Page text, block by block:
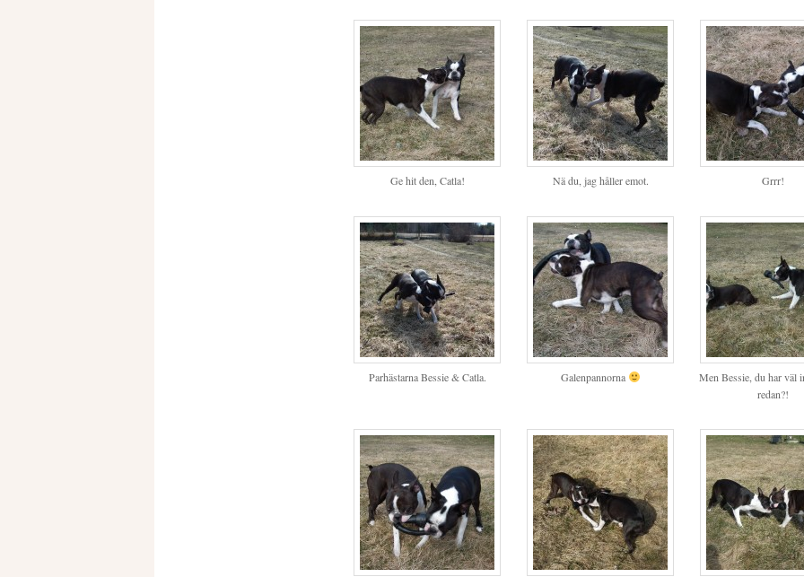
Ge hit den, Catla! Nä du, jag håller emot. Grrr!
Parhästarna Bessie & Catla. Galenpannorna
Men Bessie, du har väl
redan?!